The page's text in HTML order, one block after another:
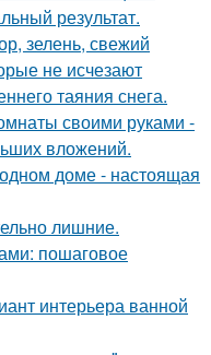
результат.
зелень, свежий
не исчезают
таяния снега.
своими руками -
вложений.
доме - настоящая
лишние.
пошаговое
интерьера ванной